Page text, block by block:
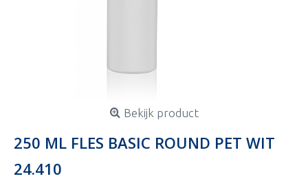
Bekijk product
250 ML FLES BASIC ROUND PET WIT
24.410